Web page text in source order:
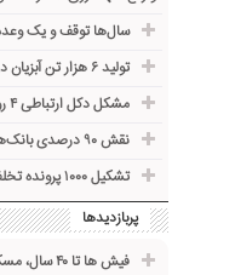
سال‌ها توقف و یک
تولید ۶ هزار تن آبزیان در زنجان
مشکل دکل ارتباطی ۴ روستای ماهنشان حل می‌شود
نقش ۹۰ درصدی بانک‌ها در تامین مالی اقتصاد کشور
تشکیل ۱۰۰۰ پرونده تخلف صنفی در زنجان
پربازدیدها
فیش ها تا ۴۰ سال، مسکن نمی‌شوند